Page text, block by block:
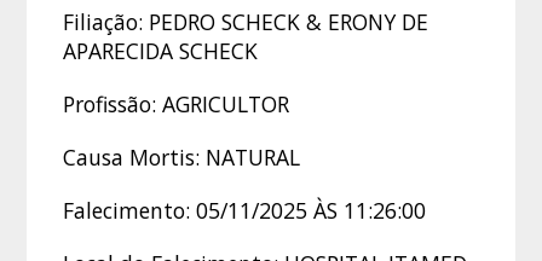
Filiação: PEDRO SCHECK & ERONY DE
APARECIDA SCHECK
Profissão: AGRICULTOR
Causa Mortis: NATURAL
Falecimento: 05/11/2025 ÀS 11:26:00